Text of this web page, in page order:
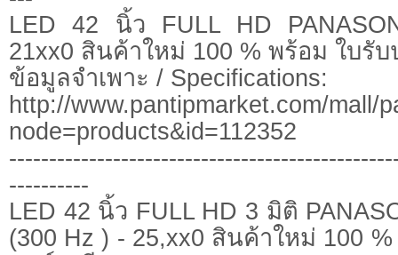
LED 42 นิ้ว FULL HD
21xx0 สินค้าใหม่ 100 % พร้อม ใบรั
ข้อมูลจำเพาะ / Specifications:
http://www.pantipmarket.com/mall/
node=products&id=112352
----------
LED 42 นิ้ว FULL HD 3 มิติ
(300 Hz ) - 25,xx0 สินค้าใหม่ 100